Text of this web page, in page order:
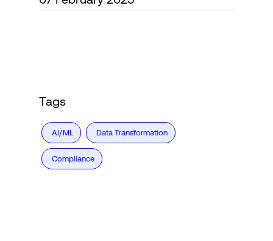
Tags
AI/ML Data Transformation
Compliance